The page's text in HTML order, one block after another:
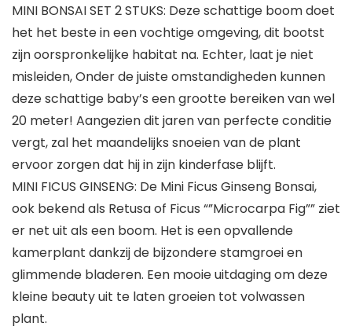
MINI BONSAI SET 2 STUKS: Deze schattige boom doet
het het beste in een vochtige omgeving, dit bootst
zijn oorspronkelijke habitat na. Echter, laat je niet
misleiden, Onder de juiste omstandigheden kunnen
deze schattige baby’s een grootte bereiken van wel
20 meter! Aangezien dit jaren van perfecte conditie
vergt, zal het maandelijks snoeien van de plant
ervoor zorgen dat hij in zijn kinderfase blijft.
MINI FICUS GINSENG: De Mini Ficus Ginseng Bonsai,
ook bekend als Retusa of Ficus “”Microcarpa Fig”” ziet
er net uit als een boom. Het is een opvallende
kamerplant dankzij de bijzondere stamgroei en
glimmende bladeren. Een mooie uitdaging om deze
kleine beauty uit te laten groeien tot volwassen
plant.